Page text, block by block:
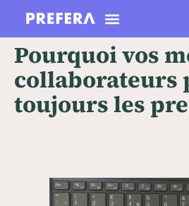
Pourquoi vos
collaborateurs
toujours les